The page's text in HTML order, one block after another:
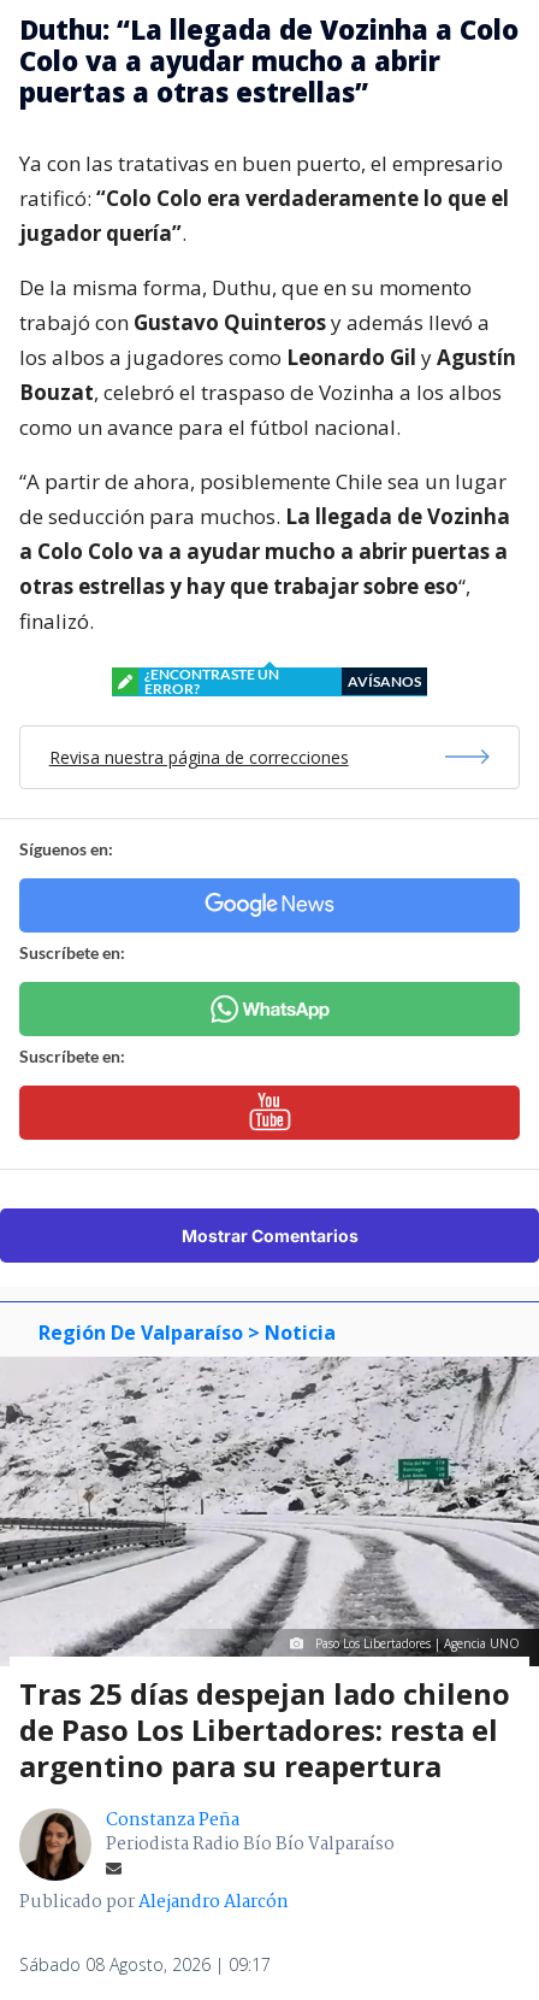
Duthu: “La llegada de Vozinha a Colo
Colo va a ayudar mucho a abrir
puertas a otras estrellas”
Ya con las tratativas en buen puerto, el empresario
ratificó: “Colo Colo era verdaderamente lo que el
jugador quería”.
De la misma forma, Duthu, que en su momento
trabajó con Gustavo Quinterosy además llevó a
los albos a jugadores como Leonardo Gil yAgustín
Bouzat, celebró el traspaso de Vozinha a los albos
como un avance para el fútbol nacional.
“A partir de ahora, posiblemente Chile sea un lugar
de seducción para muchos. La llegada de Vozinha
a Colo Colo va a ayudar mucho a abrir puertas a
otras estrellas y hay que trabajar sobre eso“,
finalizó.
¿ENCONTRASTE UN
ERROR?
AVÍSANOS
Revisa nuestra página de correcciones
Síguenos en:
Suscríbete en:
Suscríbete en:
Mostrar Comentarios
Región De Valparaíso > Noticia
Paso Los Libertadores | Agencia UNO
Tras 25 días despejan lado chileno
de Paso Los Libertadores: resta el
argentino para su reapertura
Constanza Peña
Periodista Radio Bío Bío Valparaíso
Publicado porAlejandro Alarcón
Sábado 08 Agosto, 2026 | 09:17